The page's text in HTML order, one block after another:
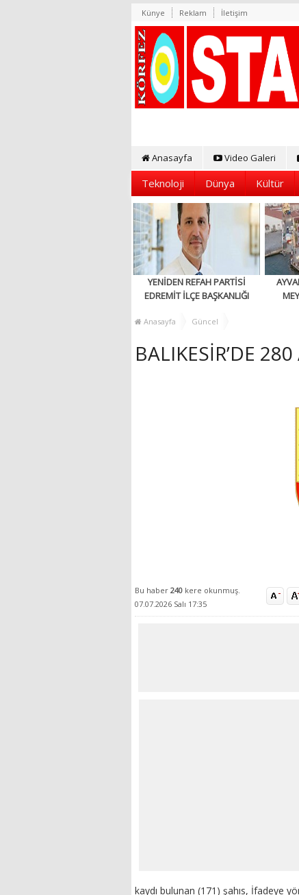
Künye Reklam İletişim
Anasayfa Video Galeri
Teknoloji Dünya Kültür
YENİDEN REFAH PARTİSİ
EDREMİT İLÇE BAŞKANLIĞI
AÇILIYOR!
Anasayfa Güncel
BALIKESİR’DE
Bu haber 240 kere okunmuş.
07.07.2026 Salı 17:35
kaydı bulunan (171) şahıs, İfadeye